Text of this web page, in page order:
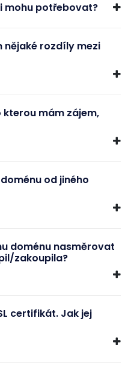
mohu potřebovat?
nějaké rozdíly mezi
kterou mám zájem,
od jiného
doménu nasměrovat
zakoupila?
certifikát. Jak jej